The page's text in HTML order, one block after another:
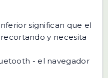
significan que el
y necesita
- el navegador